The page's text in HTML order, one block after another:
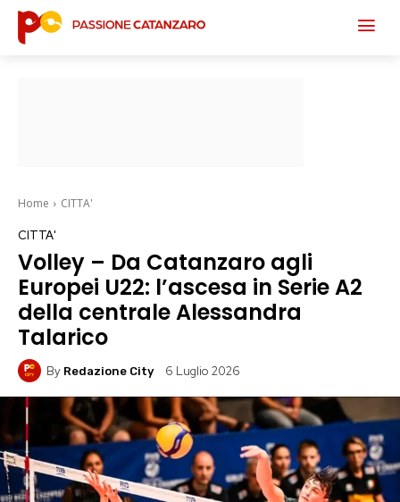
Home CITTA'
CITTA'
Volley – Da Catanzaro agli
Europei U22: l’ascesa in Serie A2
della centrale Alessandra
Talarico
By Redazione City 6 Luglio 2026